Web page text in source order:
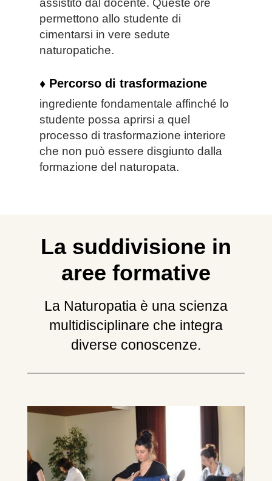
permettono allo studente di
cimentarsi in vere sedute
naturopatiche.
♦ Percorso di trasformazione
ingrediente fondamentale affinché lo
studente possa aprirsi a quel
processo di trasformazione interiore
che non può essere disgiunto dalla
formazione del naturopata.
La suddivisione in
aree formative
La Naturopatia è una scienza
multidisciplinare che integra
diverse conoscenze.